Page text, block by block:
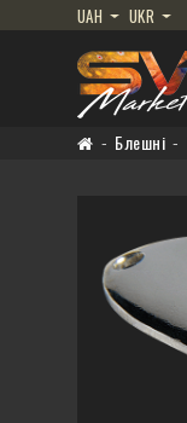
UAH UKR
Блешні